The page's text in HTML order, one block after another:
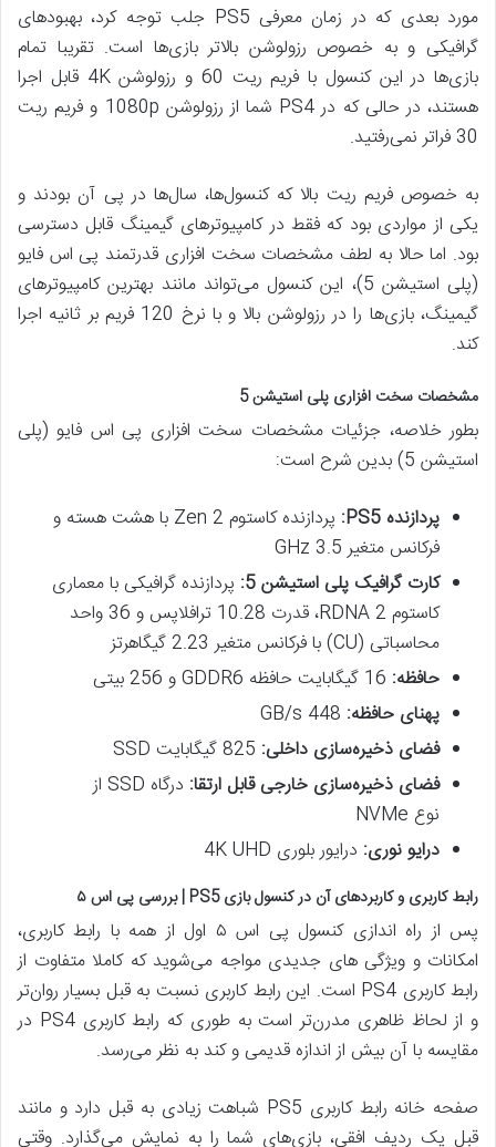
مورد بعدی که در زمان معرفی PS5 جلب توجه کرد، بهبودهای
گرافیکی و به خصوص رزولوشن بالاتر بازی‌ها است. تقریبا تمام
بازی‌ها در این کنسول با فریم ریت 60 و رزولوشن 4K قابل اجرا
هستند، در حالی که در PS4 شما از رزولوشن 1080p و فریم ریت
30 فراتر نمی‌رفتید.
به خصوص فریم ریت بالا که کنسول‌ها، سال‌ها در پی آن بودند و
یکی از مواردی بود که فقط در کامپیوترهای گیمینگ قابل دسترسی
بود. اما حالا به لطف مشخصات سخت افزاری قدرتمند پی اس فایو
(پلی استیشن 5)، این کنسول می‌تواند مانند بهترین کامپیوترهای
گیمینگ، بازی‌ها را در رزولوشن بالا و با نرخ 120 فریم بر ثانیه اجرا
کند.
مشخصات سخت افزاری پلی استیشن 5
بطور خلاصه، جزئیات مشخصات سخت افزاری پی اس فایو (پلی
استیشن 5) بدین شرح است:
پردازنده
پردازنده کاستوم Zen 2 با هشت هسته و
فرکانس متغیر 3.5 GHz
کارت گرافیک پلی استیشن 5 : پردازنده گرافیکی با معماری
کاستوم RDNA 2، قدرت 10.28 ترافلاپس و 36 واحد
محاسباتی (CU) با فرکانس متغیر 2.23 گیگاهرتز
حافظه:
پهنای حافظه:
فضای ذخیره‌سازی داخلی:
فضای ذخیره‌سازی خارجی قابل ارتقا:
درگاه SSD از
نوع NVMe
درایو نوری: درایور بلوری 4K UHD
رابط کاربری و کاربردهای آن در کنسول بازیPS5 | بررسی پی اس۵
پس از راه اندازی کنسول پی اس ۵ اول از همه با رابط کاربری،
امکانات و ویژگی های جدیدی مواجه می‌شوید که کاملا متفاوت از
رابط کاربری PS4 است. این رابط کاربری نسبت به قبل بسیار روان‌تر
و از لحاظ ظاهری مدرن‌تر است به طوری که رابط کاربری PS4 در
مقایسه با آن بیش از اندازه قدیمی و کند به نظر می‌رسد.
صفحه خانه رابط کاربری PS5 شباهت زیادی به قبل دارد و مانند
قبل یک ردیف افقی، بازی‌های شما را به نمایش می‌گذارد. وقتی